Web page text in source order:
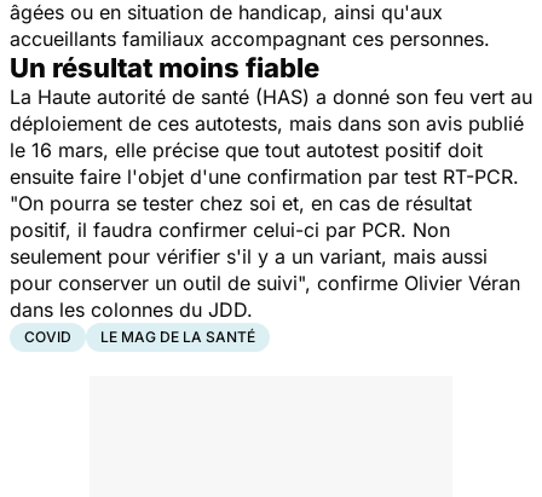
âgées ou en situation de handicap, ainsi qu'aux
accueillants familiaux accompagnant ces personnes.
Un résultat moins fiable
La Haute autorité de santé (HAS) a donné son feu vert au
déploiement de ces autotests, mais dans son avis publié
le 16 mars, elle précise que tout autotest positif doit
ensuite faire l'objet d'une confirmation par test RT-PCR.
"On pourra se tester chez soi et, en cas de résultat
positif, il faudra confirmer celui-ci par PCR. Non
seulement pour vérifier s'il y a un variant, mais aussi
pour conserver un outil de suivi", confirme Olivier Véran
dans les colonnes du JDD.
COVID LE MAG DE LA SANTÉ